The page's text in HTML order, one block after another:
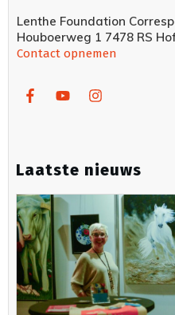
Lenthe Foundation
Houboerweg 1 7478 RS
Contact opnemen
Laatste nieuws